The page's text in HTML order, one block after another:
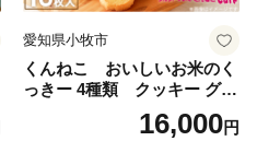
愛知県小牧市
くんねこ おいしいお米のく
っきー 4種類 クッキー グル
16,000円